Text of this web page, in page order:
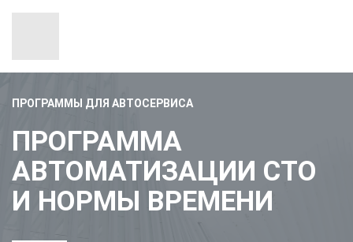
ПРОГРАММЫ ДЛЯ АВТОСЕРВИСА
ПРОГРАММА
АВТОМАТИЗАЦИИ СТО
И НОРМЫ ВРЕМЕНИ